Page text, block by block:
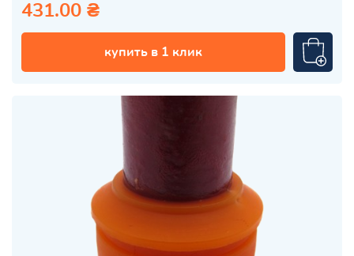
431.00 ₴
купить в 1 клик